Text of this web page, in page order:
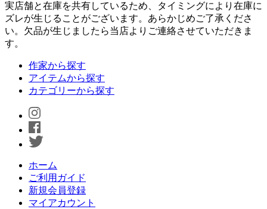
実店舗と在庫を共有しているため、タイミングにより在庫に
ズレが生じることがございます。あらかじめご了承くださ
い。欠品が生じましたら当店よりご連絡させていただきま
す。
作家から探す
アイテムから探す
カテゴリーから探す
ホーム
ご利用ガイド
新規会員登録
マイアカウント